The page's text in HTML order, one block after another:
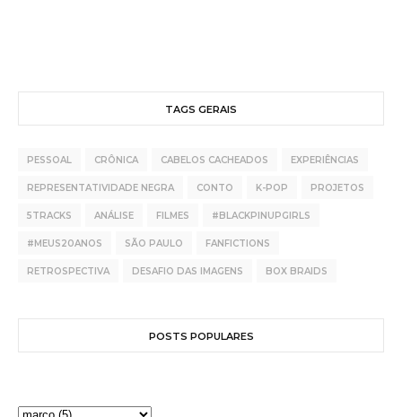
TAGS GERAIS
PESSOAL CRÔNICA CABELOS CACHEADOS EXPERIÊNCIAS
REPRESENTATIVIDADE NEGRA CONTO K-POP PROJETOS
5TRACKS ANÁLISE FILMES #BLACKPINUPGIRLS
#MEUS20ANOS SÃO PAULO FANFICTIONS
RETROSPECTIVA DESAFIO DAS IMAGENS BOX BRAIDS
POSTS POPULARES